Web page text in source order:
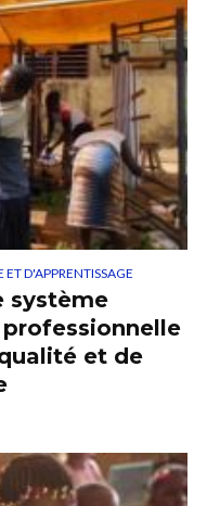
ET D'APPRENTISSAGE
système
et de